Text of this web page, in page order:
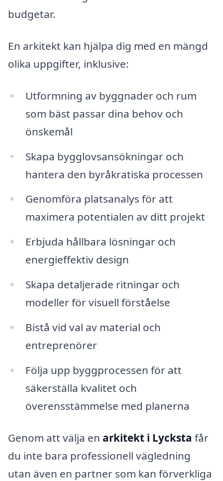
budgetar.
En arkitekt kan hjälpa dig med en mängd
olika uppgifter, inklusive:
Utformning av byggnader och rum
som bäst passar dina behov och
önskemål
Skapa bygglovsansökningar och
hantera den byråkratiska processen
Genomföra platsanalys för att
maximera potentialen av ditt projekt
Erbjuda hållbara lösningar och
energieffektiv design
Skapa detaljerade ritningar och
modeller för visuell förståelse
Bistå vid val av material och
entreprenörer
Följa upp byggprocessen för att
säkerställa kvalitet och
överensstämmelse med planerna
Genom att välja en arkitekt i Lycksta får
du inte bara professionell vägledning
utan även en partner som kan förverkliga